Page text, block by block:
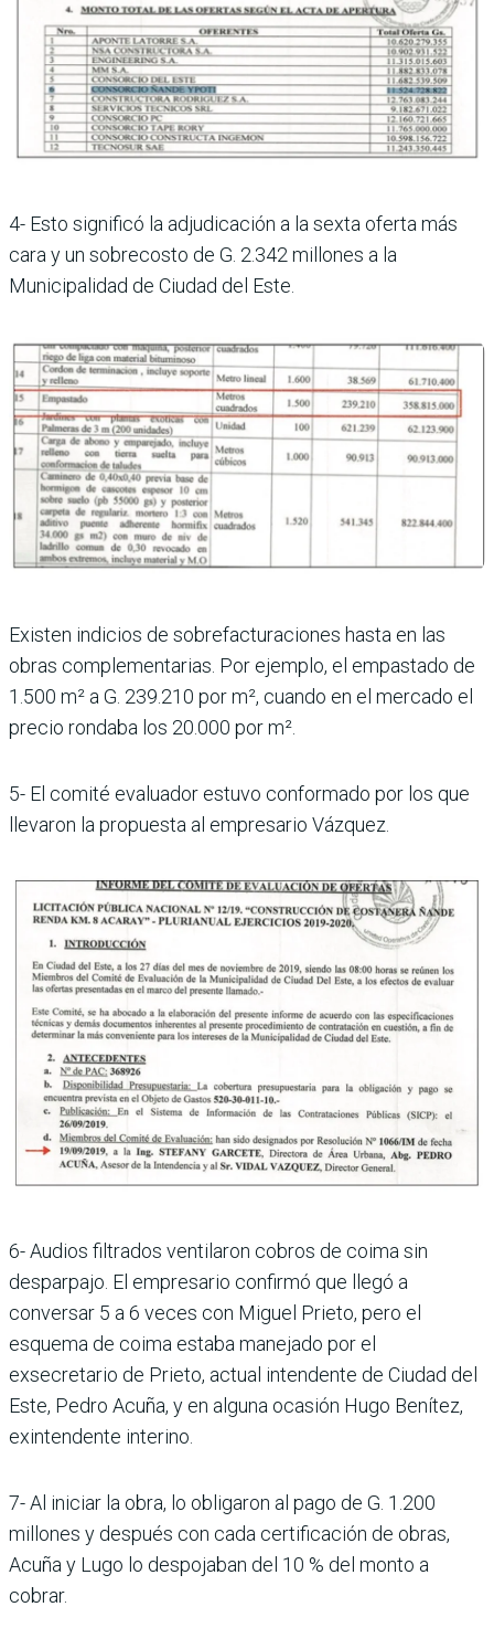
4- Esto significó la adjudicación a la sexta oferta más
cara y un sobrecosto de G. 2.342 millones a la
Municipalidad de Ciudad del Este.
Existen indicios de sobrefacturaciones hasta en las
obras complementarias. Por ejemplo, el empastado de
1.500 m² a G. 239.210 por m², cuando en el mercado el
precio rondaba los 20.000 por m².
5- El comité evaluador estuvo conformado por los que
llevaron la propuesta al empresario Vázquez.
6- Audios filtrados ventilaron cobros de coima sin
desparpajo. El empresario confirmó que llegó a
conversar 5 a 6 veces con Miguel Prieto, pero el
esquema de coima estaba manejado por el
exsecretario de Prieto, actual intendente de Ciudad del
Este, Pedro Acuña, y en alguna ocasión Hugo Benítez,
exintendente interino.
7- Al iniciar la obra, lo obligaron al pago de G. 1.200
millones y después con cada certificación de obras,
Acuña y Lugo lo despojaban del 10 % del monto a
cobrar.